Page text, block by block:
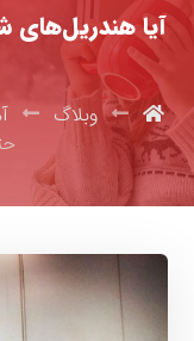
آیا
وبلاگ